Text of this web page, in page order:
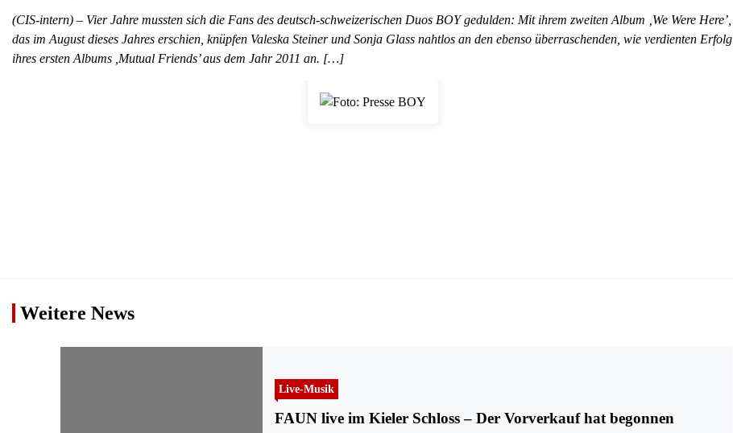
(CIS-intern) – Vier Jahre mussten sich die Fans des deutsch-schweizerischen Duos BOY gedulden: Mit ihrem zweiten Album ‚We Were Here’,
das im August dieses Jahres erschien, knüpfen Valeska Steiner und Sonja Glass nahtlos an den ebenso überraschenden, wie verdienten Erfolg
ihres ersten Albums ,Mutual Friends’ aus dem Jahr 2011 an. […]
Weitere News
Live-Musik
FAUN live im Kieler Schloss – Der Vorverkauf hat begonnen